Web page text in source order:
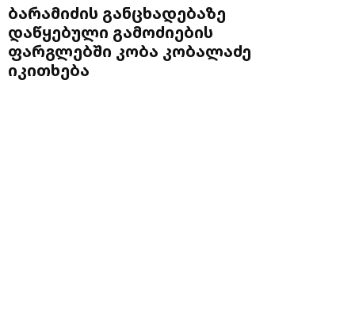
ბარამიძის განცხადებაზე
დაწყებული გამოძიების
ფარგლებში კობა კობალაძე
იკითხება